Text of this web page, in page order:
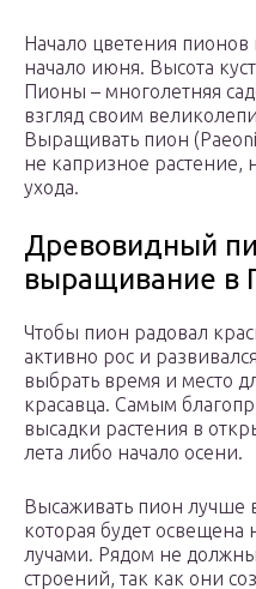
Начало цветения пионов
начало июня. Высота
Пионы – многолетняя
взгляд своим
Выращивать пион
не капризное растение,
ухода.
Древовидный
выращивание в
Чтобы пион радовал
активно рос и
выбрать время и место
красавца. Самым
высадки растения в
лета либо начало осени.
Высаживать пион лучше
которая будет
лучами. Рядом не
строений, так как они